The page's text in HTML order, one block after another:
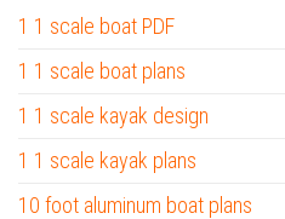
1 1 scale boat PDF
1 1 scale boat plans
1 1 scale kayak design
1 1 scale kayak plans
10 foot aluminum boat plans